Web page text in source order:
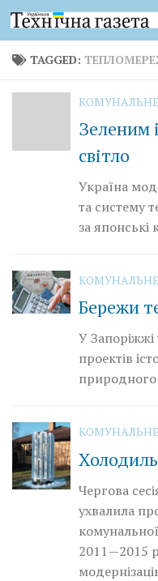
Skip to content
TAGGED:
Зеленим
світло
Україна
та систему
за японські
Бережи
У Запоріжжі
проектів
природного
Чергова
ухвалила
2011—2015